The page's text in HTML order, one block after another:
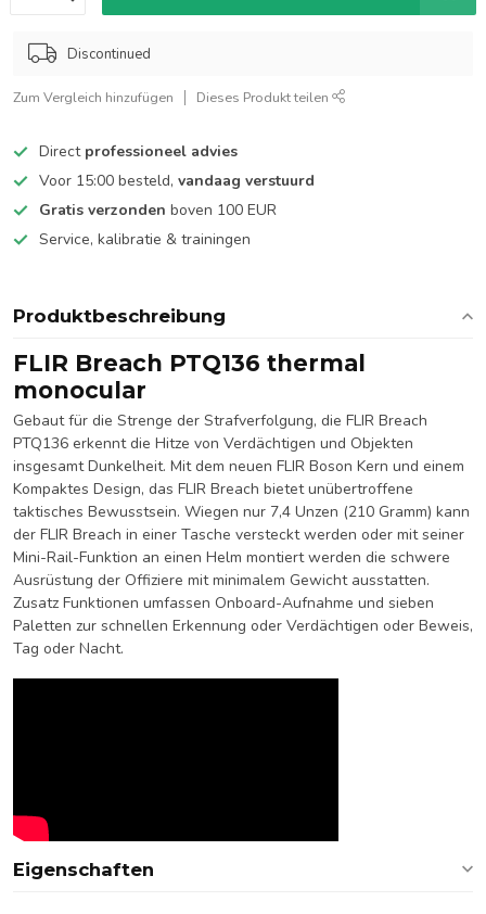
Discontinued
Zum Vergleich hinzufügen Dieses Produkt teilen
Direct professioneel advies
Voor 15:00 besteld, vandaag verstuurd
Gratis verzonden boven 100 EUR
Service, kalibratie & trainingen
Produktbeschreibung
FLIR Breach PTQ136 thermal
monocular
Gebaut für die Strenge der Strafverfolgung, die FLIR Breach
PTQ136 erkennt die Hitze von Verdächtigen und Objekten
insgesamt Dunkelheit. Mit dem neuen FLIR Boson Kern und einem
Kompaktes Design, das FLIR Breach bietet unübertroffene
taktisches Bewusstsein. Wiegen nur 7,4 Unzen (210 Gramm) kann
der FLIR Breach in einer Tasche versteckt werden oder mit seiner
Mini-Rail-Funktion an einen Helm montiert werden die schwere
Ausrüstung der Offiziere mit minimalem Gewicht ausstatten.
Zusatz Funktionen umfassen Onboard-Aufnahme und sieben
Paletten zur schnellen Erkennung oder Verdächtigen oder Beweis,
Tag oder Nacht.
Eigenschaften